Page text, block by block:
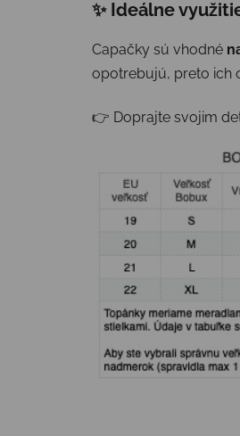
✨ Ideálne
Capačky sú vhodné
opotrebujú, preto ich
👉 Doprajte svojim